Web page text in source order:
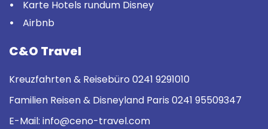
Karte Hotels rundum Disney
Airbnb
C&O Travel
Kreuzfahrten & Reisebüro 0241 9291010
Familien Reisen & Disneyland Paris 0241 95509347
E-Mail: info@ceno-travel.com